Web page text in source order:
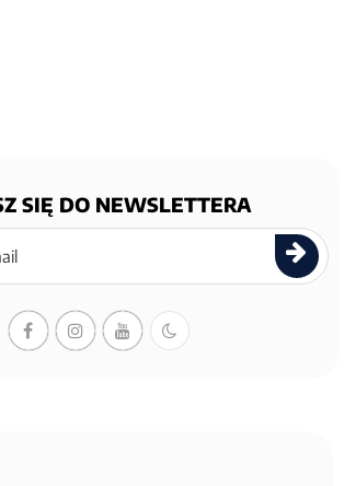
SIĘ DO NEWSLETTERA